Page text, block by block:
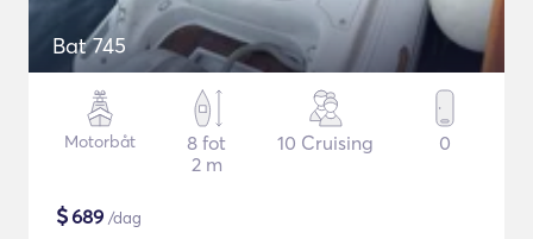
Bat 745
Motorbåt
8 fot
2 m
10 Cruising 0
$689 /dag